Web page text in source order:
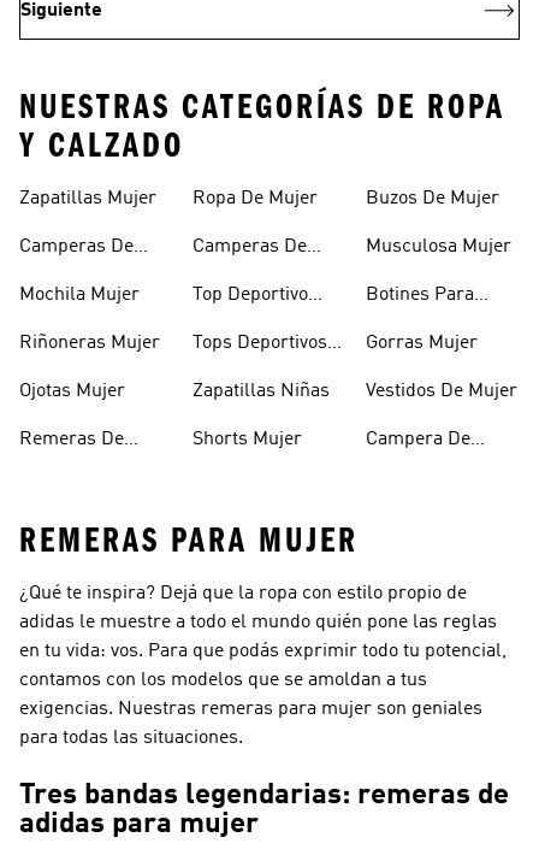
Siguiente
NUESTRAS CATEGORÍAS DE ROPA
Y CALZADO
Zapatillas Mujer
Camperas De
Mochila Mujer
Riñoneras Mujer
Ojotas Mujer
Remeras De
Ropa De Mujer
Camperas De
Top Deportivo
Tops Deportivos
Zapatillas Niñas
Shorts Mujer
Buzos De Mujer
Musculosa Mujer
Botines Para
Gorras Mujer
Vestidos De Mujer
Campera De
REMERAS PARA MUJER
¿Qué te inspira? Dejá que la ropa con estilo propio de
adidas le muestre a todo el mundo quién pone las reglas
en tu vida: vos. Para que podás exprimir todo tu potencial,
contamos con los modelos que se amoldan a tus
exigencias. Nuestras remeras para mujer son geniales
para todas las situaciones.
Tres bandas legendarias: remeras de
adidas para mujer